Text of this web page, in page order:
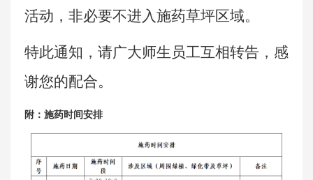
活动，非必要不进入施药草坪区域。
特此通知，请广大师生员工互相转告，感
谢您的配合。
附：施药时间安排